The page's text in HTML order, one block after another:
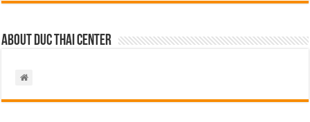
About Duc Thai Center